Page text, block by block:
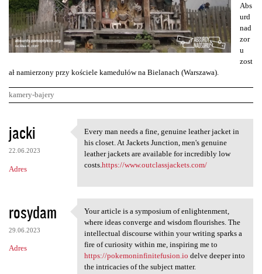
Abs
urd
nad
zor
u
zost
ał namierzony przy kościele kamedułów na Bielanach (Warszawa).
kamery-bajery
K
o
m
e
t
a
r
jacki
22.06.2023
Adres
Every man needs a fine,
Every man needs a fine, genuine leather jacket in
his closet. At Jackets Junction, men's genuine
leather jackets are available for incredibly low
costs.https://www.outclassjackets.com/
rosydam
29.06.2023
Adres
Your article is a symposium
Your article is a symposium of enlightenment,
where ideas converge and wisdom flourishes. The
intellectual discourse within your writing sparks a
fire of curiosity within me, inspiring me to
https://pokemoninfinitefusion.io delve deeper into
the intricacies of the subject matter.